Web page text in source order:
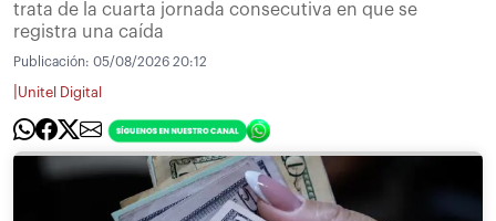
trata de la cuarta jornada consecutiva en que se
registra una caída
Publicación: 05/08/2026 20:12
Unitel Digital